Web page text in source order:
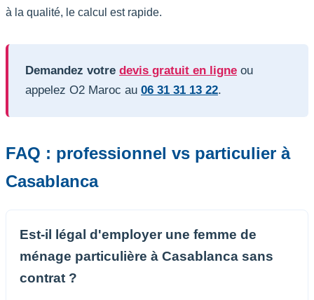
à la qualité, le calcul est rapide.
Demandez votre devis gratuit en ligne ou
appelez O2 Maroc au 06 31 31 13 22.
FAQ : professionnel vs particulier à
Casablanca
Est-il légal d'employer une femme de
ménage particulière à Casablanca sans
contrat ?